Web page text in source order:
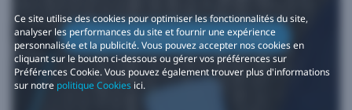
Acheter maintenant sur iFixit​
Ce site utilise des cookies pour optimiser les fonctionnalités du site,
analyser les performances du site et fournir une expérience
personnalisée et la publicité. Vous pouvez accepter nos cookies en
cliquant sur le bouton ci-dessous ou gérer vos préférences sur
Préférences Cookie. Vous pouvez également trouver plus d'informations
sur notre politique Cookies ici.